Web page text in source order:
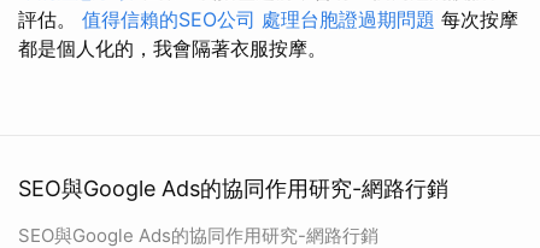
評估。 值得信賴的SEO公司 處理台胞證過期問題 每次按摩
都是個人化的，我會隔著衣服按摩。
SEO與Google Ads的協同作用研究-網路行銷
SEO與Google Ads的協同作用研究-網路行銷